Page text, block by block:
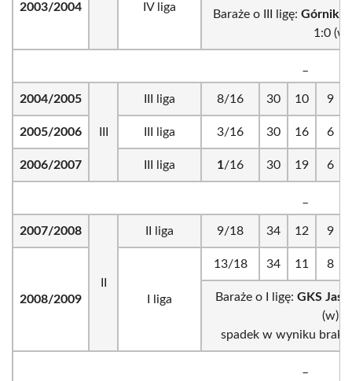
2003/2004 IV liga
Baraże o III ligę: Górnik
1:0
2004/2005 III liga 8/16 30 10 9
2005/2006 III liga 3/16 30 16 6
2006/2007 III liga 1/16 30 19 6
2007/2008 II liga 9/18 34 12 9
2008/2009 I liga
13/18 34 11 8
Baraże o I ligę: GKS
(w) i
spadek w wyniku